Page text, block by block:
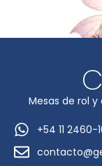
Mesas de rol
+54 11 2460-